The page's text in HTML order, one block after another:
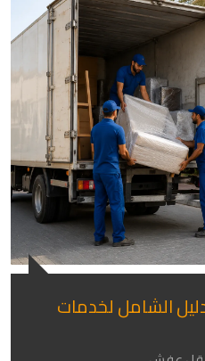
الشامل لخدمات